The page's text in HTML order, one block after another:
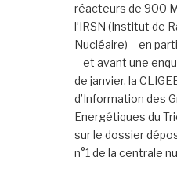
réacteurs de 900
l’IRSN (Institut de
Nucléaire) – en
– et avant une
de janvier, la
d’Information des
Energétiques du
sur le dossier
n°1 de la centrale